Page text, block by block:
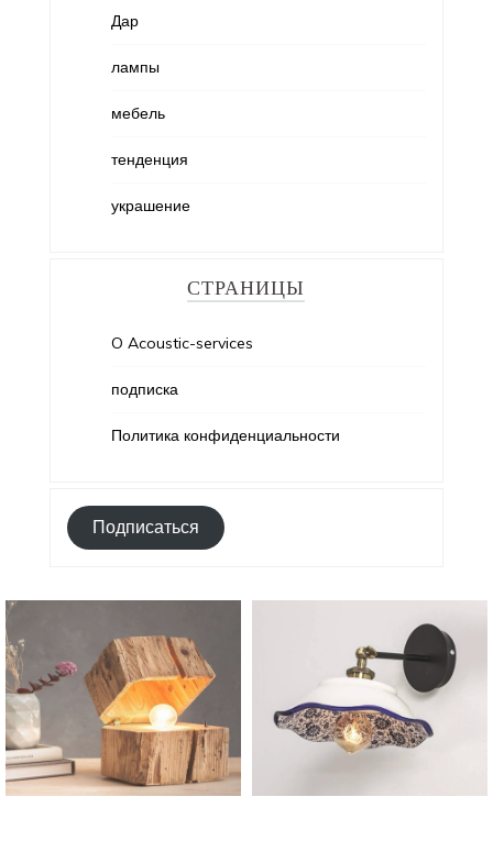
Дар
лампы
мебель
тенденция
украшение
СТРАНИЦЫ
O Acoustic-services
подписка
Политика конфиденциальности
Подписаться